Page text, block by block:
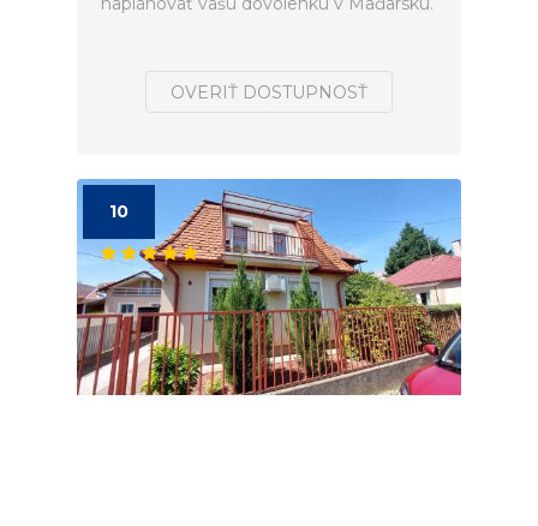
OVERIŤ DOSTUPNOSŤ
10